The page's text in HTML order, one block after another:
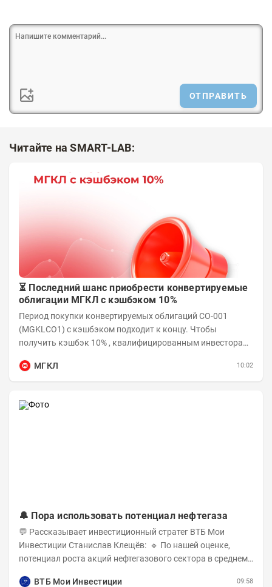
ОТПРАВИТЬ
Читайте на SMART-LAB:
⏳ Последний шанс приобрести конвертируемые
облигации МГКЛ с кэшбэком 10%
Период покупки конвертируемых облигаций СО-001
(MGKLCO1) с кэшбэком подходит к концу. Чтобы
получить кэшбэк 10% , квалифицированным инвесторам
МГКЛ
10:02
🔔 Пора использовать потенциал нефтегаза
💬 Рассказывает инвестиционный стратег ВТБ Мои
Инвестиции Станислав Клещёв: 🔹 По нашей оценке,
потенциал роста акций нефтегазового сектора в среднем
ВТБ Мои Инвестиции
09:58